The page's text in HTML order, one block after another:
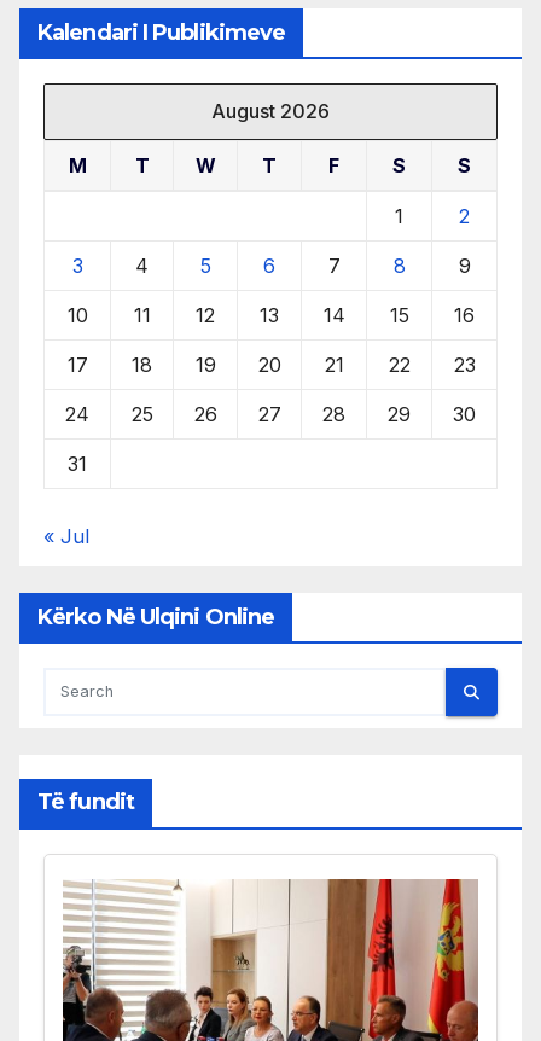
Kalendari I Publikimeve
August 2026
M T W T F S S
1 2
3 4 5 6 7 8 9
10 11 12 13 14 15 16
17 18 19 20 21 22 23
24 25 26 27 28 29 30
31
« Jul
Kërko Në Ulqini Online
Të fundit